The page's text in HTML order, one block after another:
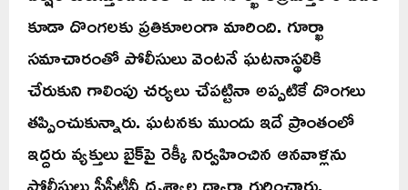
కూడా దొంగలకు ప్రతికూలంగా మారింది. గూర్ఖా
సమాచారంతో పోలీసులు వెంటనే ఘటనాస్థలికి
చేరుకుని గాలింపు చర్యలు చేపట్టినా అప్పటికే దొంగలు
తప్పించుకున్నారు. ఘటనకు ముందు ఇదే ప్రాంతంలో
ఇద్దరు వ్యక్తులు బైక్‌పై రెక్కీ నిర్వహించిన ఆనవాళ్లను